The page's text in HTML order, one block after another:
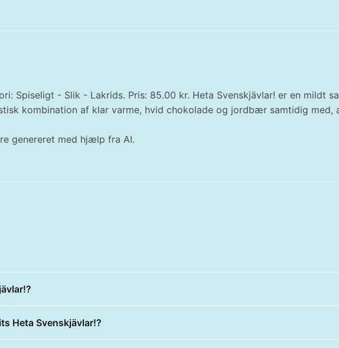
Spiseligt - Slik - Lakrids. Pris: 85.00 kr. Heta Svenskjävlar! er en mildt
kombination af klar varme, hvid chokolade og jordbær samtidig med,
genereret med hjælp fra AI.
Heta Svenskjävlar!?